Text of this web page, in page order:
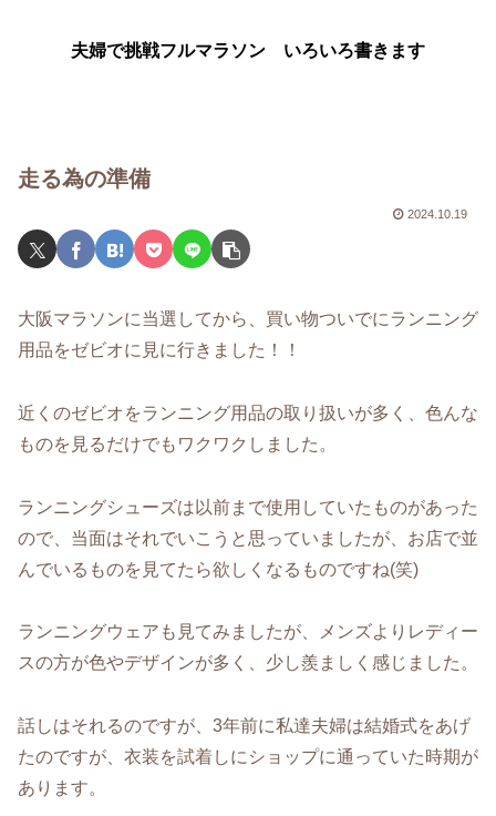
夫婦で挑戦フルマラソン いろいろ書きます
走る為の準備
2024.10.19
大阪マラソンに当選してから、買い物ついでにランニング
用品をゼビオに見に行きました！！
近くのゼビオをランニング用品の取り扱いが多く、色んな
ものを見るだけでもワクワクしました。
ランニングシューズは以前まで使用していたものがあった
ので、当面はそれでいこうと思っていましたが、お店で並
んでいるものを見てたら欲しくなるものですね(笑)
ランニングウェアも見てみましたが、メンズよりレディー
スの方が色やデザインが多く、少し羨ましく感じました。
話しはそれるのですが、3年前に私達夫婦は結婚式をあげ
たのですが、衣装を試着しにショップに通っていた時期が
あります。